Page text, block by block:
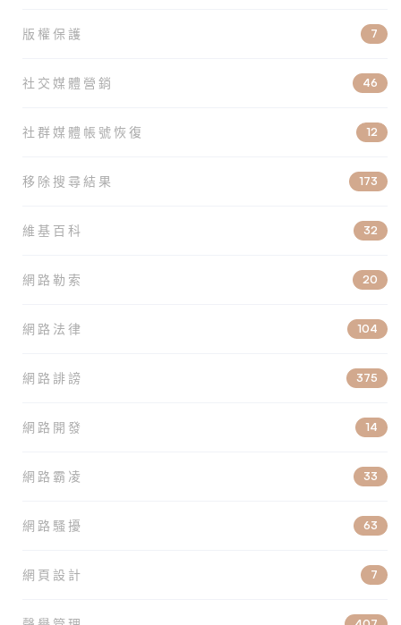
版權保護 7
社交媒體營銷 46
社群媒體帳號恢復 12
移除搜尋結果 173
維基百科 32
網路勒索 20
網路法律 104
網路誹謗 375
網路開發 14
網路霸凌 33
網路騷擾 63
網頁設計 7